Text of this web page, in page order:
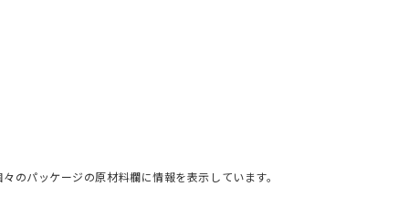
のパッケージの原材料欄に情報を表示しています。